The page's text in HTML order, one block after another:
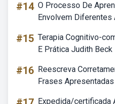
#14 O Processo De
Envolvem Diferentes
#15 Terapia Cognitivo-
E Prática Judith Beck
#16 Reescreva
Frases
Expedida/certificada